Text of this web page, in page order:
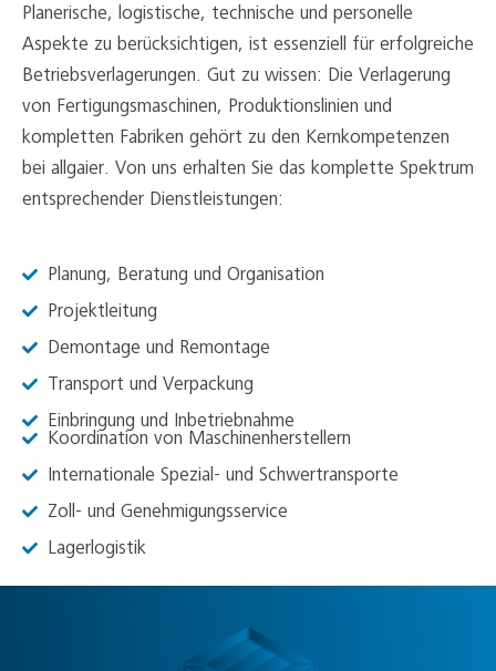
Planerische, logistische, technische und personelle
Aspekte zu berücksichtigen, ist essenziell für erfolgreiche
Betriebsverlagerungen. Gut zu wissen: Die Verlagerung
von Fertigungsmaschinen, Produktionslinien und
kompletten Fabriken gehört zu den Kernkompetenzen
bei allgaier. Von uns erhalten Sie das komplette Spektrum
entsprechender Dienstleistungen:
Planung, Beratung und Organisation
Projektleitung
Demontage und Remontage
Transport und Verpackung
Einbringung und Inbetriebnahme
Koordination von Maschinenherstellern
Internationale Spezial- und Schwertransporte
Zoll- und Genehmigungsservice
Lagerlogistik